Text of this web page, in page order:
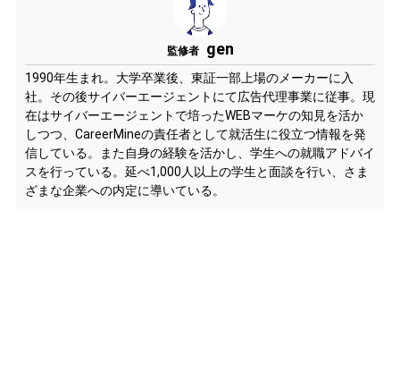
監修者 gen
1990年生まれ。大学卒業後、東証一部上場のメーカーに入
社。その後サイバーエージェントにて広告代理事業に従事。現
在はサイバーエージェントで培ったWEBマーケの知見を活か
しつつ、CareerMineの責任者として就活生に役立つ情報を発
信している。また自身の経験を活かし、学生への就職アドバイ
スを行っている。延べ1,000人以上の学生と面談を行い、さま
ざまな企業への内定に導いている。